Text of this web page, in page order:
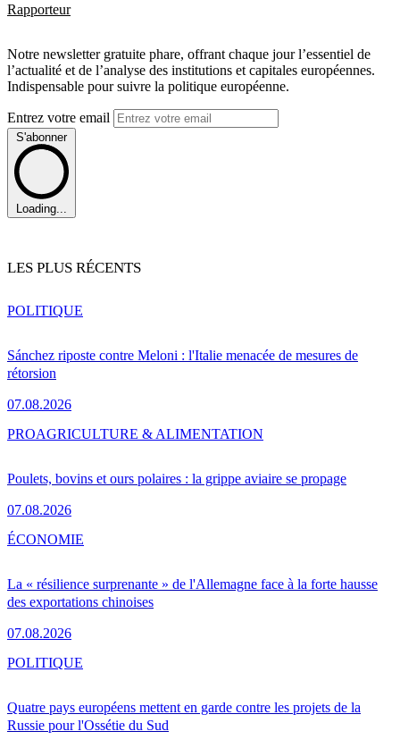
Rapporteur
Notre newsletter gratuite phare, offrant chaque jour l’essentiel de
l’actualité et de l’analyse des institutions et capitales européennes.
Indispensable pour suivre la politique européenne.
Entrez votre email
S'abonner
Loading...
LES PLUS RÉCENTS
Sánchez riposte contre Meloni : l'Italie menacée de mesures de
rétorsion
07.08.2026
POLITIQUE
Poulets, bovins et ours polaires : la grippe aviaire se propage
07.08.2026
PROAGRICULTURE & ALIMENTATION
La « résilience surprenante » de l'Allemagne face à la forte hausse
des exportations chinoises
07.08.2026
ÉCONOMIE
Quatre pays européens mettent en garde contre les projets de la
Russie pour l'Ossétie du Sud
POLITIQUE